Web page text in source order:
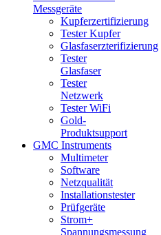
Messgeräte
Kupferzertifizierung
Tester Kupfer
Glasfaserzterifizierung
Tester
Glasfaser
Tester
Netzwerk
Tester WiFi
Gold-
Produktsupport
GMC Instruments
Multimeter
Software
Netzqualität
Installationstester
Prüfgeräte
Strom+
Spannungsmessung